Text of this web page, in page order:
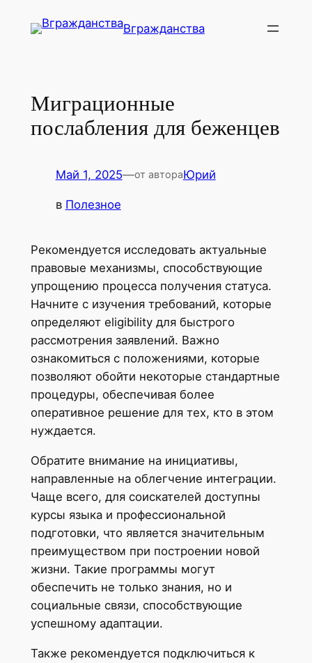
Вгражданства
Миграционные
послабления для беженцев
Май 1, 2025—от автораЮрий
в Полезное
Рекомендуется исследовать актуальные
правовые механизмы, способствующие
упрощению процесса получения статуса.
Начните с изучения требований, которые
определяют eligibility для быстрого
рассмотрения заявлений. Важно
ознакомиться с положениями, которые
позволяют обойти некоторые стандартные
процедуры, обеспечивая более
оперативное решение для тех, кто в этом
нуждается.
Обратите внимание на инициативы,
направленные на облегчение интеграции.
Чаще всего, для соискателей доступны
курсы языка и профессиональной
подготовки, что является значительным
преимуществом при построении новой
жизни. Такие программы могут
обеспечить не только знания, но и
социальные связи, способствующие
успешному адаптации.
Также рекомендуется подключиться к